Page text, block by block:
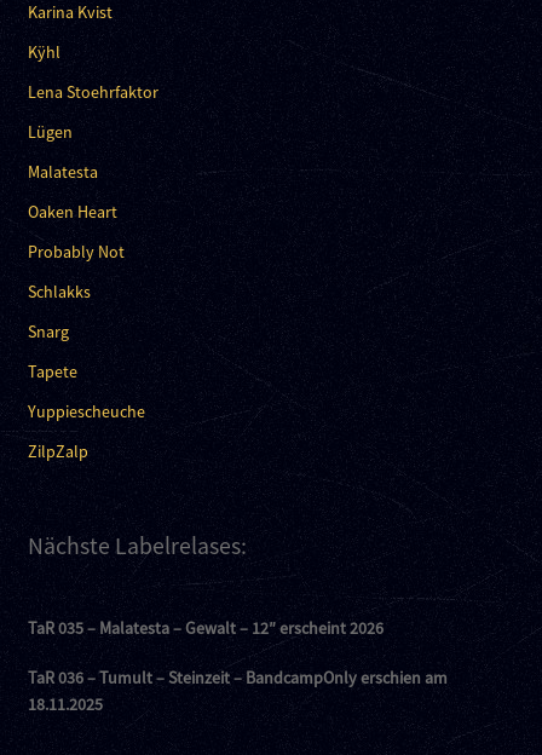
Karina Kvist
Kÿhl
Lena Stoehrfaktor
Lügen
Malatesta
Oaken Heart
Probably Not
Schlakks
Snarg
Tapete
Yuppiescheuche
ZilpZalp
Nächste Labelrelases:
TaR 035 – Malatesta – Gewalt – 12″ erscheint 2026
TaR 036 – Tumult – Steinzeit – BandcampOnly erschien am
18.11.2025